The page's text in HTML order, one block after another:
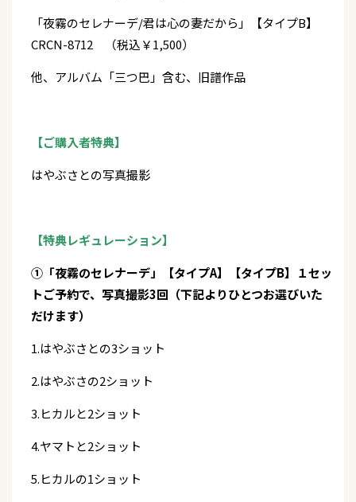
「夜霧のセレナーデ/君は心の妻だから」【タイプB】
CRCN-8712 （税込￥1,500）
他、アルバム「三つ巴」含む、旧譜作品
【ご購入者特典】
はやぶさとの写真撮影
【特典レギュレーション】
①「夜霧のセレナーデ」【タイプA】【タイプB】１セッ
トご予約で、写真撮影3回（下記よりひとつお選びいた
だけます）
1.はやぶさとの3ショット
2.はやぶさの2ショット
3.ヒカルと2ショット
4.ヤマトと2ショット
5.ヒカルの1ショット